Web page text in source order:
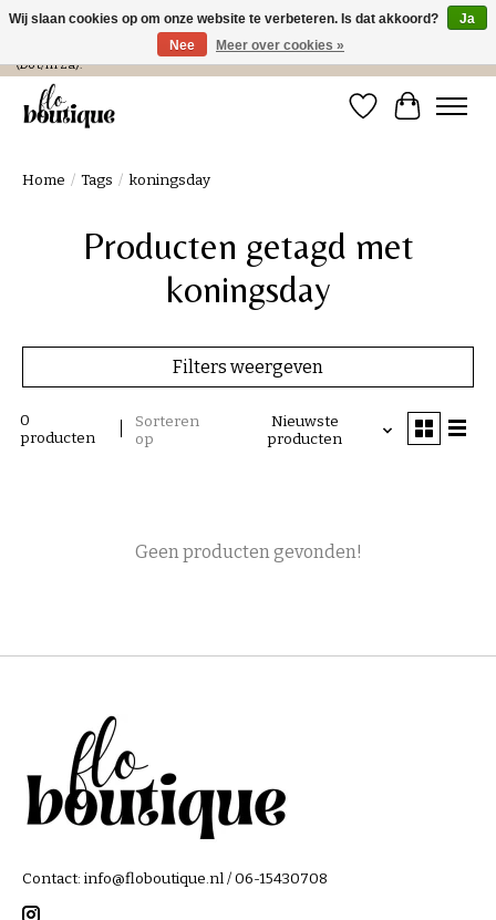
Verzending in NL € 4,99 en gratis bij een bestelling > € 100 of afhalen in de winkel
(Do t/m Za).
Verlanglijst
Home / Tags / koningsday
Producten getagd met
koningsday
Filters weergeven
0
producten
Sorteren
op
Nieuwste
producten
Geen producten gevonden!
Contact: info@floboutique.nl/ 06-15430708
Wij slaan cookies op om onze website te verbeteren. Is dat akkoord?
Ja
Nee
Meer over cookies »